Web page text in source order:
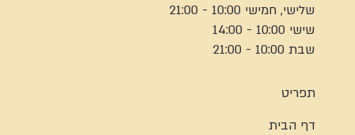
שלישי, חמישי 10:00 - 21:00
שישי 10:00 - 14:00
שבת 10:00 - 21:00
תפריט
דף הבית